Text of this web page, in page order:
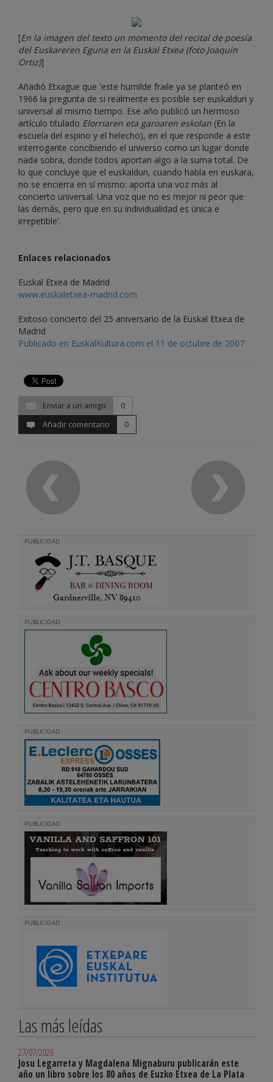
[En la imagen del texto un momento del recital de poesía
del Euskareren Eguna en la Euskal Etxea (foto Joaquín
Ortiz)]
Añadió Etxague que 'este humilde fraile ya se planteó en
1966 la pregunta de si realmente es posible ser euskaldun y
universal al mismo tiempo. Ese año publicó un hermoso
artículo titulado Elorriaren eta garoaren eskolan (En la
escuela del espino y el helecho), en el que responde a este
interrogante concibiendo el universo como un lugar donde
nada sobra, donde todos aportan algo a la suma total. De
lo que concluye que el euskaldun, cuando habla en euskara,
no se encierra en sí mismo: aporta una voz más al
concierto universal. Una voz que no es mejor ni peor que
las demás, pero que en su individualidad es única e
irrepetible'.
Enlaces relacionados
Euskal Etxea de Madrid
www.euskaletxea-madrid.com
Exitoso concierto del 25 aniversario de la Euskal Etxea de
Madrid
Publicado en EuskalKultura.com el 11 de octubre de 2007
Enviar a un amigo
0
Añadir comentario
0
PUBLICIDAD
PUBLICIDAD
PUBLICIDAD
PUBLICIDAD
PUBLICIDAD
Las más leídas
27/07/2026
Josu Legarreta y Magdalena Mignaburu publicarán este
año un libro sobre los 80 años de Euzko Etxea de La Plata